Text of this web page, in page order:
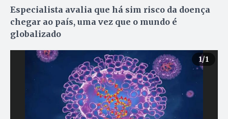
Especialista avalia que há sim risco da doença
chegar ao país, uma vez que o mundo é
globalizado
1/1